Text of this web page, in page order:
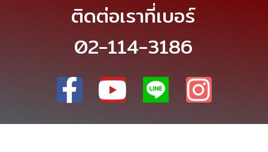
ติดต่อเราที่เบอร์
02-114-3186